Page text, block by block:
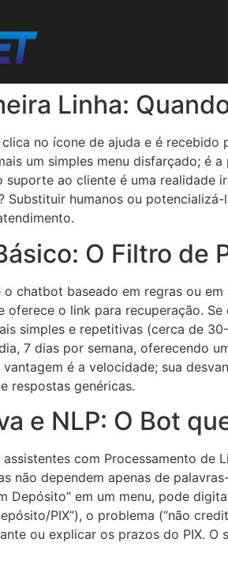
Linha:
no ícone de ajuda e é
um simples menu disfarçado;
ao cliente é uma realidade
Substituir humanos ou
O Filtro de
chatbot baseado em regras ou
oferece o link para recuperação.
simples e repetitivas (cerca de
7 dias por semana, oferecendo
é a velocidade; sua
respostas genéricas.
e NLP: O Bot
com Processamento de
não dependem apenas de
Depósito” em um menu, pode
PIX”), o problema (“não
ou explicar os prazos do PIX.